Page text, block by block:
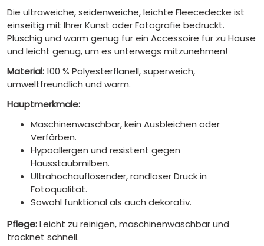
Die ultraweiche, seidenweiche, leichte Fleecedecke ist
einseitig mit Ihrer Kunst oder Fotografie bedruckt.
Plüschig und warm genug für ein Accessoire für zu Hause
und leicht genug, um es unterwegs mitzunehmen!
Material:100 % Polyesterflanell, superweich,
umweltfreundlich und warm.
Hauptmerkmale:
Maschinenwaschbar, kein Ausbleichen oder
Verfärben.
Hypoallergen und resistent gegen
Hausstaubmilben.
Ultrahochauflösender, randloser Druck in
Fotoqualität.
Sowohl funktional als auch dekorativ.
Pflege:Leicht zu reinigen, maschinenwaschbar und
trocknet schnell.